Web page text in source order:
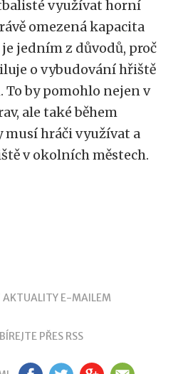
využívat horní
omezená kapacita
jedním z důvodů, proč
o vybudování hřiště
To by pomohlo nejen v
ale také během
musí hráči využívat a
v okolních městech.
AKTUALITY E-MAILEM
PŘES RSS